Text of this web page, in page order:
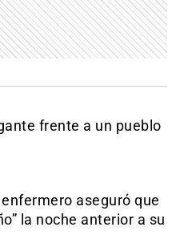
frente a un pueblo
aseguró que
la noche anterior a su